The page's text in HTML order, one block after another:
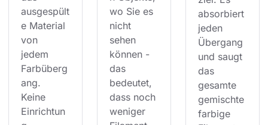
ausgespült
e Material
von
jedem
Farbüberg
ang.
Keine
Einrichtun
wo Sie es
nicht
sehen
können -
das
bedeutet,
dass noch
weniger
absorbiert
jeden
Übergang
und saugt
das
gesamte
gemischte
farbige